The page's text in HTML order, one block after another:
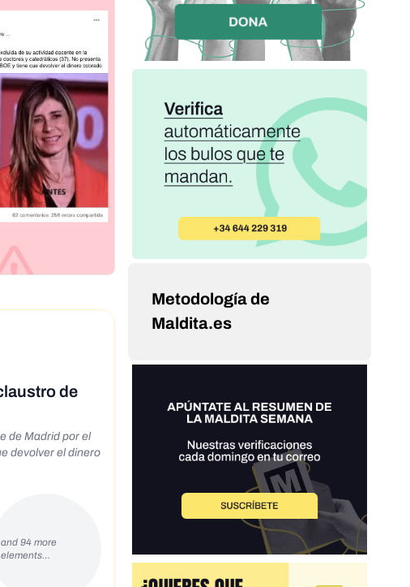
de
de Madrid por el
devolver el dinero
and 94 more
elements…
Metodología de
Maldita.es